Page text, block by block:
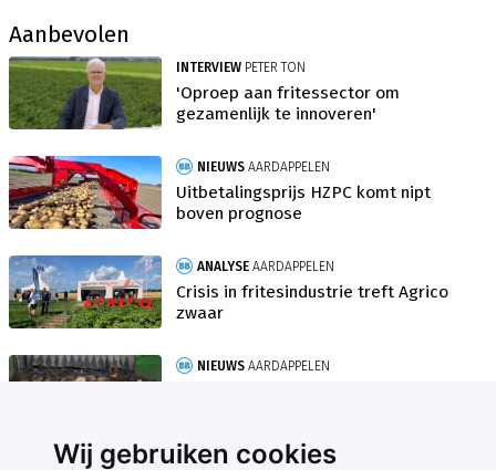
Wij gebruiken cookies
Aanbevolen
INTERVIEW PETER TON
'Oproep aan fritessector om
gezamenlijk te innoveren'
NIEUWS AARDAPPELEN
Uitbetalingsprijs HZPC komt nipt
boven prognose
ANALYSE AARDAPPELEN
Crisis in fritesindustrie treft Agrico
zwaar
NIEUWS AARDAPPELEN